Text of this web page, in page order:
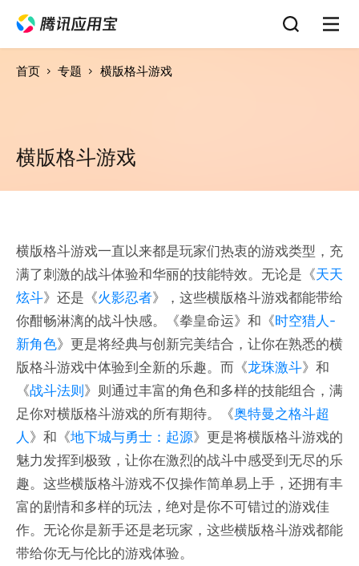
首页 专题 横版格斗游戏
横版格斗游戏
横版格斗游戏一直以来都是玩家们热衷的游戏类型，充
满了刺激的战斗体验和华丽的技能特效。无论是《天天
炫斗》还是《火影忍者》，这些横版格斗游戏都能带给
你酣畅淋漓的战斗快感。《拳皇命运》和《时空猎人-
新角色》更是将经典与创新完美结合，让你在熟悉的横
版格斗游戏中体验到全新的乐趣。而《龙珠激斗》和
《战斗法则》则通过丰富的角色和多样的技能组合，满
足你对横版格斗游戏的所有期待。《奥特曼之格斗超
人 》和《地下城与勇士：起源》更是将横版格斗游戏的
魅力发挥到极致，让你在激烈的战斗中感受到无尽的乐
趣。这些横版格斗游戏不仅操作简单易上手，还拥有丰
富的剧情和多样的玩法，绝对是你不可错过的游戏佳
作。无论你是新手还是老玩家，这些横版格斗游戏都能
带给你无与伦比的游戏体验。